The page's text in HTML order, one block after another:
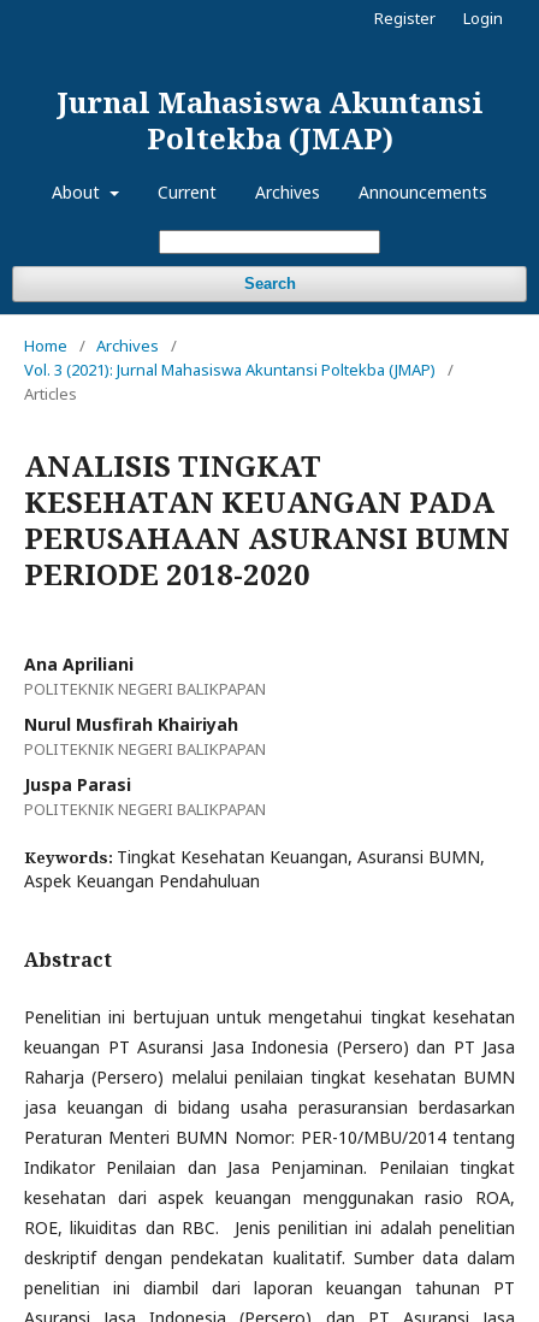
Jurnal Mahasiswa Akuntansi
Poltekba (JMAP)
About Current Archives Announcements
Search
Register Login
Home / Archives
/
Vol. 3 (2021): Jurnal Mahasiswa Akuntansi Poltekba (JMAP)
/
Articles
ANALISIS TINGKAT
KESEHATAN KEUANGAN PADA
PERUSAHAAN ASURANSI BUMN
PERIODE 2018-2020
Ana Apriliani
POLITEKNIK NEGERI BALIKPAPAN
Nurul Musfirah Khairiyah
POLITEKNIK NEGERI BALIKPAPAN
Juspa Parasi
POLITEKNIK NEGERI BALIKPAPAN
Keywords: Tingkat Kesehatan Keuangan, Asuransi BUMN,
Aspek Keuangan Pendahuluan
Abstract
Penelitian ini bertujuan untuk mengetahui tingkat kesehatan
keuangan PT Asuransi Jasa Indonesia (Persero) dan PT Jasa
Raharja (Persero) melalui penilaian tingkat kesehatan BUMN
jasa keuangan di bidang usaha perasuransian berdasarkan
Peraturan Menteri BUMN Nomor: PER-10/MBU/2014 tentang
Indikator Penilaian dan Jasa Penjaminan. Penilaian tingkat
kesehatan dari aspek keuangan menggunakan rasio ROA,
ROE, likuiditas dan RBC. Jenis penilitian ini adalah penelitian
deskriptif dengan pendekatan kualitatif. Sumber data dalam
penelitian ini diambil dari laporan keuangan tahunan PT